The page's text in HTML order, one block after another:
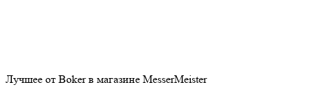
Лучшее от Boker в магазине MesserMeister